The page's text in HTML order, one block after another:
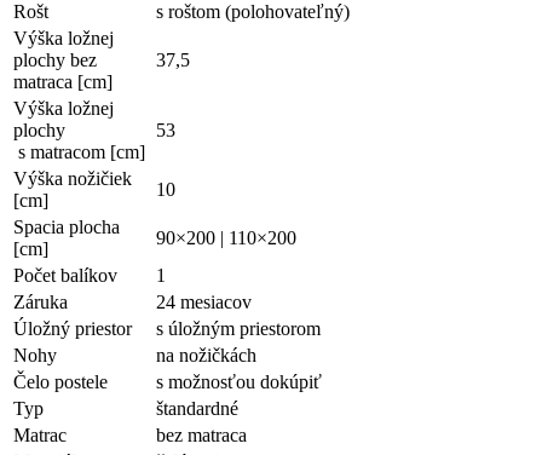
Rošt
s roštom (polohovateľný)
Výška ložnej
plochy bez
matraca [cm]
37,5
Výška ložnej
plochy
s matracom [cm]
53
Výška nožičiek
[cm]
10
Spacia plocha
[cm]
90×200 | 110×200
Počet balíkov
1
Záruka
24 mesiacov
Úložný priestor
s úložným priestorom
Nohy
na nožičkách
Čelo postele
s možnosťou dokúpiť
Typ
štandardné
Matrac
bez matraca